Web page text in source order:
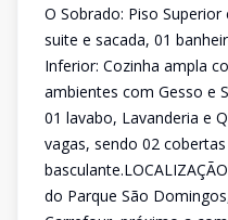
O Sobrado: Piso
suite e sacada, 01
Inferior: Cozinha ampla
ambientes com Gesso e
01 lavabo, Lavanderia e
vagas, sendo 02
do Parque São